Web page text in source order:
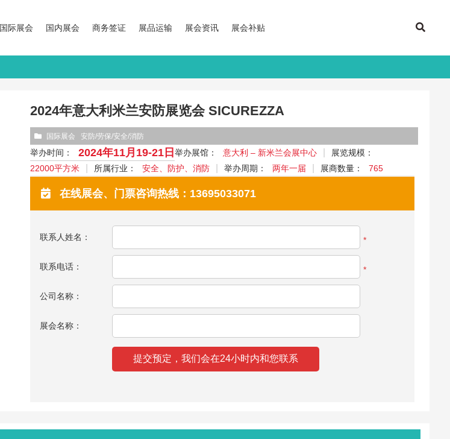
国际展会 国内展会 商务签证 展品运输 展会资讯 展会补贴
2024年意大利米兰安防展览会 SICUREZZA
国际展会 安防/劳保/安全/消防
举办时间： 2024年11月19-21日举办展馆： 意大利 – 新米兰会展中心
展览规模：
22000平方米
所属行业： 安全、防护、消防 举办周期： 两年一届 展商数量： 765
在线展会、门票咨询热线：13695033071
联系人姓名： *
联系电话： *
公司名称：
展会名称：